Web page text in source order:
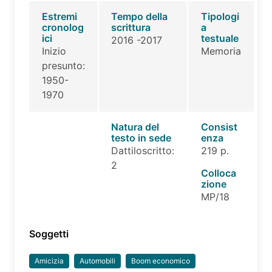
Estremi
cronolog
ici
Inizio
presunto:
1950-
1970
Tempo della
scrittura
2016 -2017
Tipologi
a
testuale
Memoria
Natura del
testo in sede
Dattiloscritto:
2
Consist
enza
219 p.
Colloca
zione
MP/18
Soggetti
Amicizia Automobili Boom economico